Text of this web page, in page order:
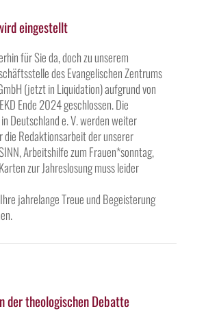
eingestellt
für Sie da, doch zu unserem
des Evangelischen Zentrums
(jetzt in Liquidation) aufgrund von
Ende 2024 geschlossen. Die
Deutschland e. V. werden weiter
die Redaktionsarbeit der unserer
Arbeitshilfe zum Frauen*sonntag,
zur Jahreslosung muss leider
jahrelange Treue und Begeisterung
der theologischen Debatte